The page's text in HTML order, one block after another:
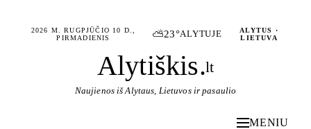
2026 M. RUGPJŪČIO 10 D.,
PIRMADIENIS
⛅23°ALYTUJE
ALYTUS ·
LIETUVA
Alytiškis.lt
Naujienos iš Alytaus, Lietuvos ir pasaulio
MENIU